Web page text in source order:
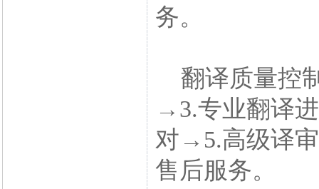
务。
翻译质量控
→3.专业翻译
对→5.高级译
售后服务。